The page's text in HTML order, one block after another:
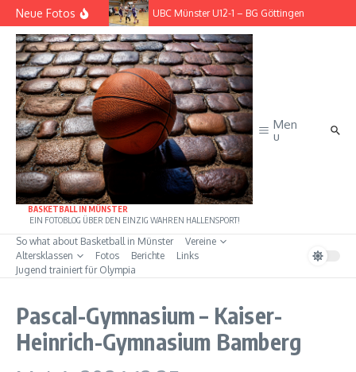
Zum Inhalt springen
Neue Fotos
UBC Münster U12-1 – BG Göttingen UBC Münster
BASKETBALL IN MÜNSTER
EIN FOTOBLOG ÜBER DEN EINZIG WAHREN HALLENSPORT!
Men
u
So what about Basketball in Münster
Vereine
Altersklassen
Fotos Berichte
Links
Jugend trainiert für Olympia
Pascal-Gymnasium – Kaiser-
Heinrich-Gymnasium Bamberg